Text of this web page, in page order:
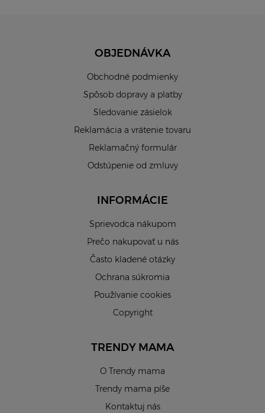
OBJEDNÁVKA
Obchodné podmienky
Spôsob dopravy a platby
Sledovanie zásielok
Reklamácia a vrátenie tovaru
Reklamačný formulár
Odstúpenie od zmluvy
INFORMÁCIE
Sprievodca nákupom
Prečo nakupovať u nás
Často kladené otázky
Ochrana súkromia
Používanie cookies
Copyright
TRENDY MAMA
O Trendy mama
Trendy mama píše
Kontaktuj nás